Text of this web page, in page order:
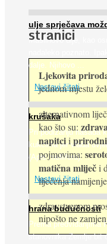
ulje sprječava
Maslinovo ulje, kao
dalje. Njihovo ...
Nastavi čitati
krušaka
Pri podizanju nasada
kukcima jer vlada
(Apis mellifera). ...
Nastavi čitati
hrana budućnosti
Prema predviđanjima
stanovnika Zemlje bit
stranici
Ljekovita
jednom mjestu
alternativnom
kao što su:
napitcii
pojmovima:
matična mliječi
liječenja
zdravstvenom
nipošto ne